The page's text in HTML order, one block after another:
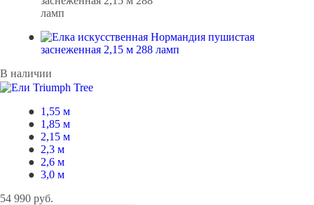
В наличии
1,55 м
1,85 м
2,15 м
2,3 м
2,6 м
3,0 м
54 990 руб.